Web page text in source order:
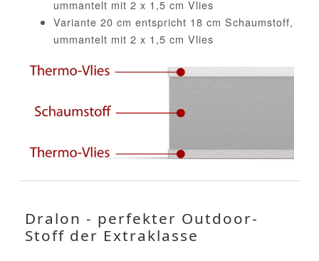
ummantelt mit 2 x 1,5 cm Vlies
Variante 20 cm entspricht 18 cm Schaumstoff,
ummantelt mit 2 x 1,5 cm Vlies
Dralon - perfekter Outdoor-
Stoff der Extraklasse